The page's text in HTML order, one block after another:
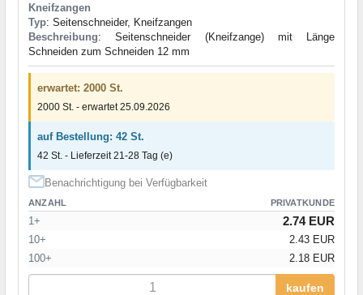
Kneifzangen
Typ: Seitenschneider, Kneifzangen
Beschreibung: Seitenschneider (Kneifzange) mit Länge
Schneiden zum Schneiden 12 mm
erwartet: 2000 St.
2000 St. - erwartet 25.09.2026
auf Bestellung: 42 St.
42 St. - Lieferzeit 21-28 Tag (e)
Benachrichtigung bei Verfügbarkeit
ANZAHL PRIVATKUNDE
1+ 2.74 EUR
10+
2.43 EUR
100+
2.18 EUR
kaufen